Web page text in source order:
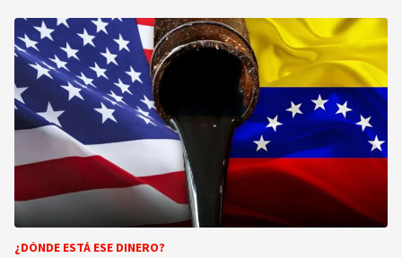
¿DÓNDE ESTÁ ESE DINERO?